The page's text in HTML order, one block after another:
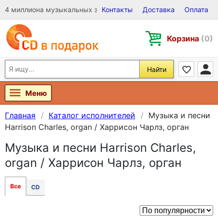
4 миллиона музыкальных записей на Виниле, CD и DVD
Контакты Доставка Оплата
Корзина (0)
Найти
Меню
Главная Каталог исполнителей
Музыка и песни
Harrison Charles, organ / Харрисон Чарлз, орган
Музыка и песни Harrison Charles,
organ / Харрисон Чарлз, орган
Все CD